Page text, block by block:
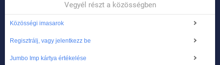
Vegyél részt a közösségben
Közösségi imasarok
Regisztrálj, vagy jelentkezz be
Jumbo Imp kártya értékelése